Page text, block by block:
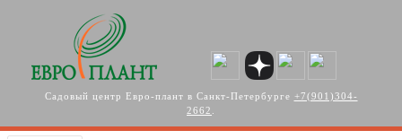
Садовый центр Евро-плант в Санкт-Петербурге +7(901)304-
2662